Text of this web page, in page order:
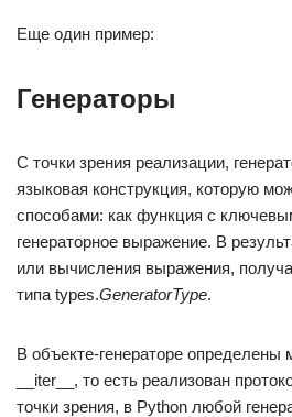
Еще один пример:
Генераторы
С точки зрения реализации,
языковая конструкция, которую
способами: как функция с
генераторное выражение. В
или вычисления выражения,
типа types.GeneratorType.
В объекте-генераторе определены
__iter__, то есть реализован
точки зрения, в Python любой